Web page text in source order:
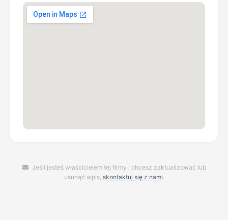
Jeśli jesteś właścicielem tej firmy i chcesz zaktualizować lub
usunąć wpis, skontaktuj się z nami.